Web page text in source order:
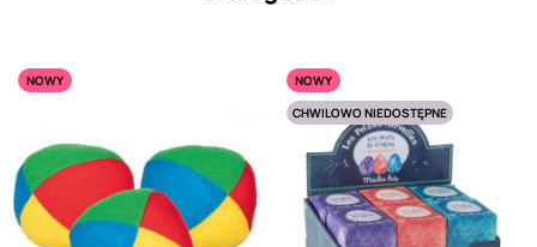
NOWY
NOWY
CHWILOWO NIEDOSTĘPNE